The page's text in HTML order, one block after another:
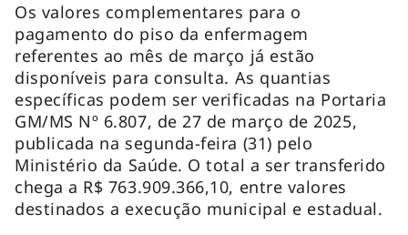
Os valores complementares para o
pagamento do piso da enfermagem
referentes ao mês de março já estão
disponíveis para consulta. As quantias
específicas podem ser verificadas na Portaria
GM/MS Nº 6.807, de 27 de março de 2025,
publicada na segunda-feira (31) pelo
Ministério da Saúde. O total a ser transferido
chega a R$ 763.909.366,10, entre valores
destinados a execução municipal e estadual.